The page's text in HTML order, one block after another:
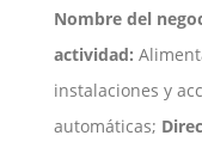
Nombre del
actividad:
instalaciones y
automáticas;